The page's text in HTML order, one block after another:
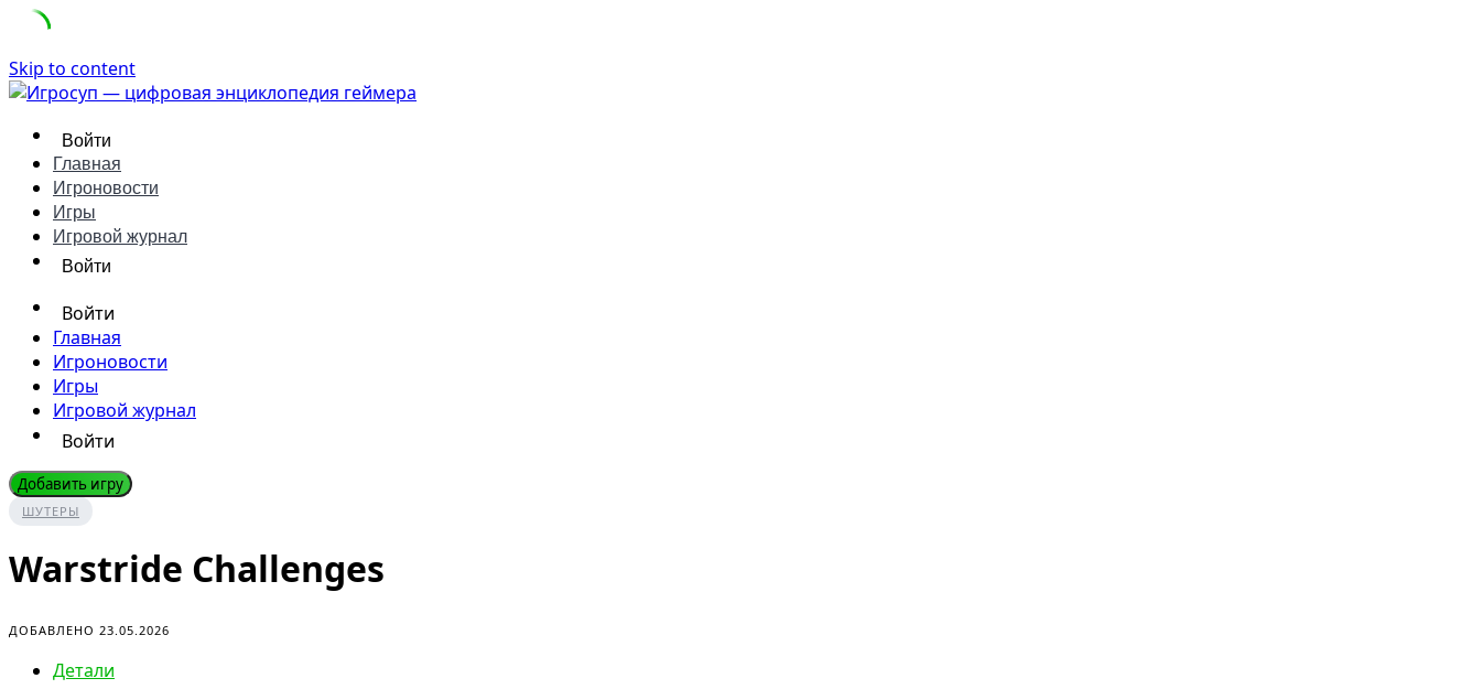
Skip to content
Войти
Главная
Игроновости
Игры
Игровой журнал
Войти
Войти
Главная
Игроновости
Игры
Игровой журнал
Войти
Добавить игру
ШУТЕРЫ
Warstride Challenges
ДОБАВЛЕНО 23.05.2026
Детали